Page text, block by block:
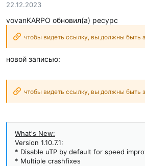
22.12.2023
vovanKARPO обновил(а) ресурс
чтобы видеть ссылку, вы должны быть
новой записью:
чтобы видеть ссылку, вы должны быть
What's New:
Version 1.10.7.1:
* Disable uTP by default for speed
* Multiple crashfixes